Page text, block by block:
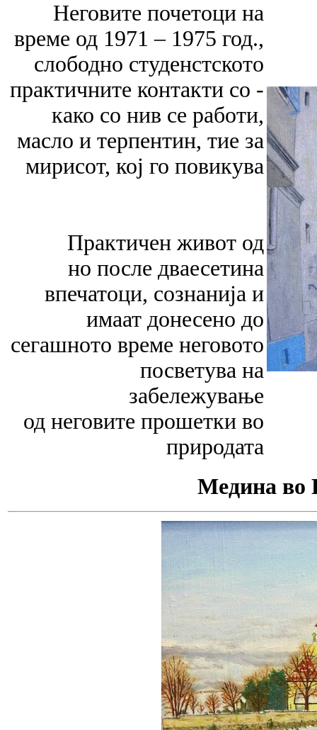
Неговите почетоци на
време од 1971 – 1975 год.,
слободно студенстското
практичните контакти со -
како со нив се работи,
масло и терпентин, тие за
мирисот, кој го повикува
Практичен живот од
но после дваесетина
впечатоци, сознанија и
имаат донесено до
сегашното време неговото
посветува на
забележување
од неговите прошетки во
природата
Медина во